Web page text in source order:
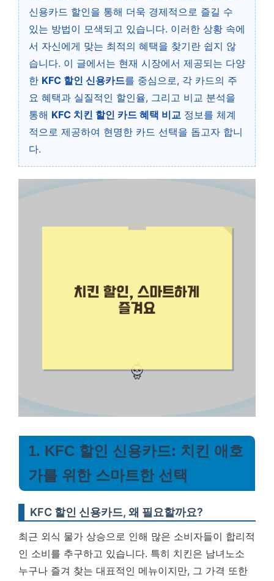
신용카드 할인을 통해 더욱 경제적으로 즐길 수
있는 방법이 모색되고 있습니다. 이러한 상황 속에
서 자신에게 맞는 최적의 혜택을 찾기란 쉽지 않
습니다. 이 글에서는 현재 시장에서 제공되는 다양
한 KFC 할인 신용카드를 중심으로, 각 카드의 주
요 혜택과 실질적인 할인율, 그리고 비교 분석을
통해 KFC 치킨 할인 카드 혜택 비교 정보를 체계
적으로 제공하여 현명한 카드 선택을 돕고자 합니
다.
1. KFC 할인 신용카드: 치킨 애호
가를 위한 스마트한 선택
KFC 할인 신용카드, 왜 필요할까요?
최근 외식 물가 상승으로 인해 많은 소비자들이 합리적
인 소비를 추구하고 있습니다. 특히 치킨은 남녀노소
누구나 즐겨 찾는 대표적인 메뉴이지만, 그 가격 또한